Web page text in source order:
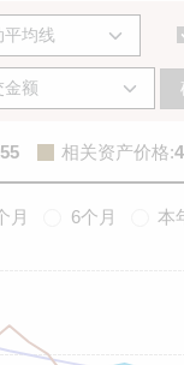
相关资产价格:
月 6个月 本